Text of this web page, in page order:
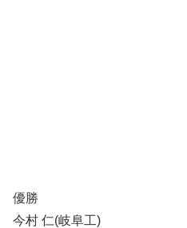
優勝
今村 仁(岐阜工)